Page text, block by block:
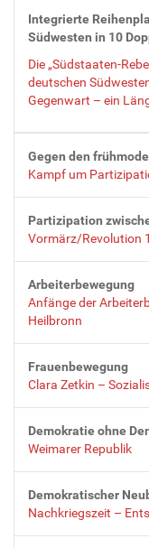
Integrierte
Südwesten in 10
Die „Südstaaten-
deutschen
Gegenwart – ein
Gegen den
Kampf um
Partizipation
Vormärz/Revolution
Arbeiterbewegung
Anfänge der
Heilbronn
Frauenbewegung
Clara Zetkin –
Demokratie ohne
Weimarer Republik
Demokratischer
Nachkriegszeit –